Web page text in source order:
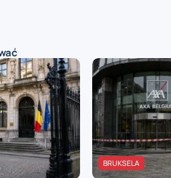
BRUKSELA